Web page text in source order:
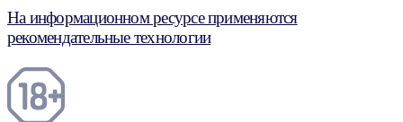
На информационном ресурсе применяются
рекомендательные технологии